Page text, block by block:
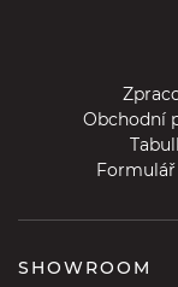
Obchodní
SHOWROOM